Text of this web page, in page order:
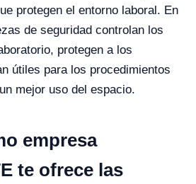
protegen el entorno laboral. En
de seguridad controlan los
protegen a los
útiles para los procedimientos
mejor uso del espacio.
empresa
te ofrece las